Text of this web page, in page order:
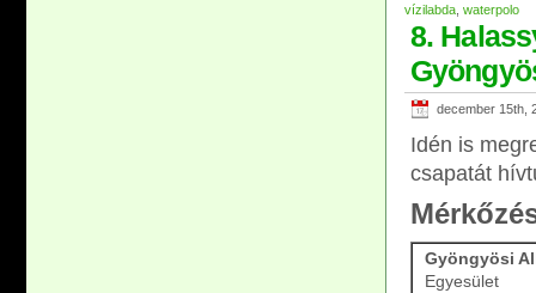
vízilabda waterpolo
8.
december 15th,
Idén is
csapatát
Gyöngyösi
Egyesület